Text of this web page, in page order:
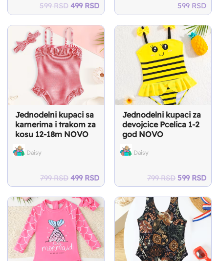
599RSD Original
price
was:
599 RSD.
499 RSDCurrent
price
is:
499 RSD.
599 RSD
Jednodelni kupaci sa
karnerima i trakom za
kosu 12-18m NOVO
Daisy
799RSD Original
price
was:
799 RSD.
499 RSDCurrent
price
is:
499 RSD.
Jednodelni kupaci za
devojcice Pcelica 1-2
god NOVO
Daisy
799RSD Original
price
was:
799 RSD.
599 RSD
is: